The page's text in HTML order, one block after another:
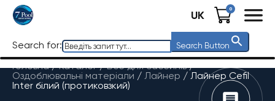
UK 0
Search for: Search Button
Головна / Каталог/Все для басейнів/
Оздоблювальні матеріали / Лайнер / Лайнер Cefil
Inter білий (протиковзкий)